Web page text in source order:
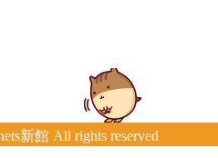
新館 All rights reserved